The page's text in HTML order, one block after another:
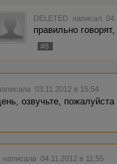
DELETED написал
правильно
#8
03.11.2012 в 15:54
озвучьте, пожалуйста
написала 04.11.2012 в 11:55